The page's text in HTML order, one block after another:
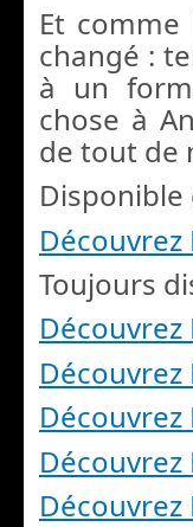
Et
changé :
à un
chose à
de tout de
Toujours